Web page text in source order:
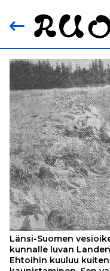
Länsi-Suomen
kunnalle luvan
Ehtoihin kuuluu